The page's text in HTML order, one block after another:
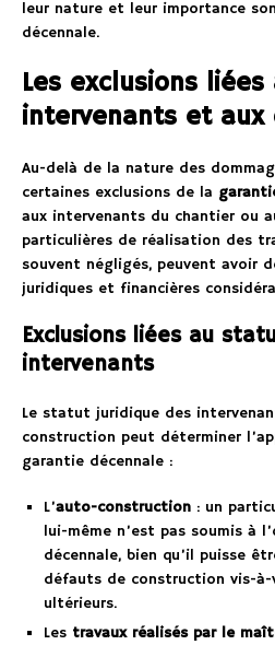
leur nature et leur importance
décennale.
Les exclusions liées
intervenants et aux
Au-delà de la nature des
certaines exclusions de la
aux intervenants du chantier ou
particulières de réalisation des
souvent négligés, peuvent avoir
juridiques et financières
Exclusions liées au
intervenants
Le statut juridique des
construction peut déterminer
garantie décennale :
L’auto-construction : un
lui-même n’est pas soumis à
décennale, bien qu’il puisse
défauts de construction vis-à-
ultérieurs.
Les travaux réalisés par le